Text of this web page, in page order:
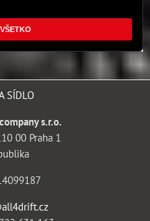
SÍDLO
s.r.o.
00 Praha 1